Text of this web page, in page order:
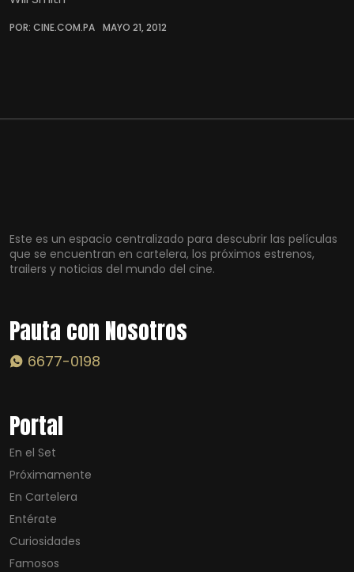
POR: CINE.COM.PA MAYO 21, 2012
Este es un espacio centralizado para descubrir las películas
que se encuentran en cartelera, los próximos estrenos,
trailers y noticias del mundo del cine.
Pauta con Nosotros
6677-0198
Portal
En el Set
Próximamente
En Cartelera
Entérate
Curiosidades
Famosos